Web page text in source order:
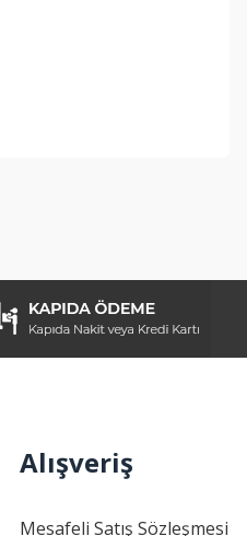
Alışveriş
Mesafeli Satış Sözleşmesi